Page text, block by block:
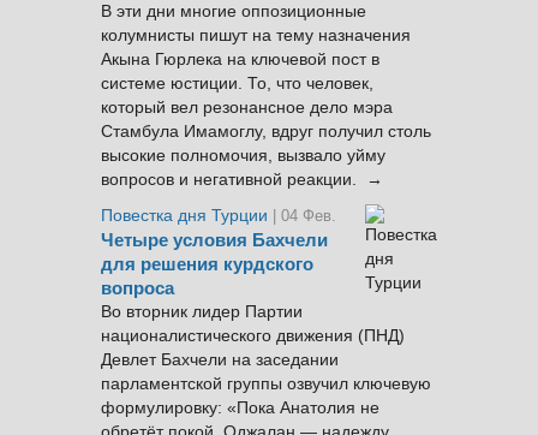
В эти дни многие оппозиционные
колумнисты пишут на тему назначения
Акына Гюрлека на ключевой пост в
системе юстиции. То, что человек,
который вел резонансное дело мэра
Стамбула Имамоглу, вдруг получил столь
высокие полномочия, вызвало уйму
вопросов и негативной реакции. →
Повестка дня Турции
| 04 Фев.
Четыре условия Бахчели
для решения курдского
вопроса
Во вторник лидер Партии
националистического движения (ПНД)
Девлет Бахчели на заседании
парламентской группы озвучил ключевую
формулировку: «Пока Анатолия не